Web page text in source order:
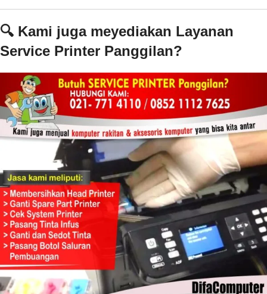
🔍 Kami juga meyediakan Layanan
Service Printer Panggilan?